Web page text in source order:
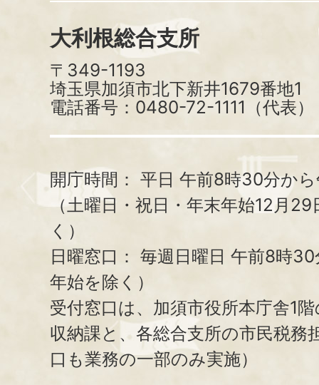
大利根総合支所
〒349-1193
埼玉県加須市北下新井1679番地1
電話番号：0480-72-1111（代表）
開庁時間： 平日 午前8時30分か
（土曜日・祝日・年末年始12月
く）
日曜窓口： 毎週日曜日 午前8時
年始を除く）
受付窓口は、加須市役所本庁舎1
収納課と、 各総合支所の市民税務
口も業務の一部のみ実施）